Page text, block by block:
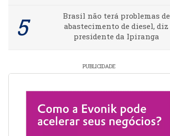
Brasil não terá problemas de
abastecimento de diesel, diz
presidente da Ipiranga
PUBLICIDADE